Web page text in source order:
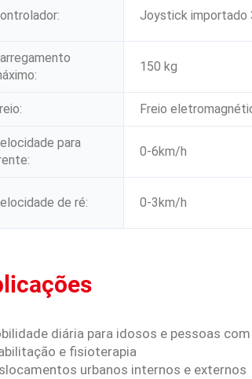
Joystick importado
150 kg
Freio
para
0-6km/h
de ré: 0-3km/h
diária para idosos e pessoas
e fisioterapia
urbanos internos e externos